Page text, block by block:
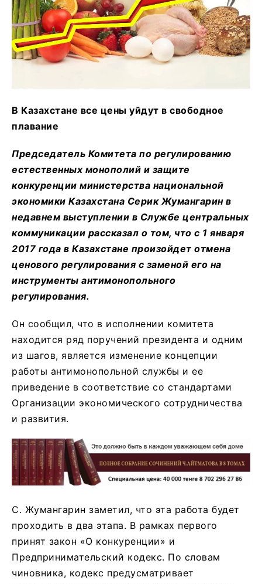
В Казахстане все цены уйдут в свободное
плавание
Председатель Комитета по регулированию
естественных монополий и защите
конкуренции министерства национальной
экономики Казахстана Серик Жумангарин в
недавнем выступлении в Службе центральных
коммуникации рассказал о том, что с 1 января
2017 года в Казахстане произойдет отмена
ценового регулирования с заменой его на
инструменты антимонопольного
регулирования.
Он сообщил, что в исполнении комитета
находится ряд поручений президента и одним
из шагов, является изменение концепции
работы антимонопольной службы и ее
приведение в соответствие со стандартами
Организации экономического сотрудничества
и развития.
С. Жумангарин заметил, что эта работа будет
проходить в два этапа. В рамках первого
принят закон «О конкуренции» и
Предпринимательский кодекс. По словам
чиновника, кодекс предусматривает